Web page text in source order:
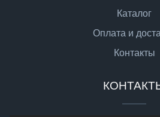
Каталог
Оплата и
Контакты